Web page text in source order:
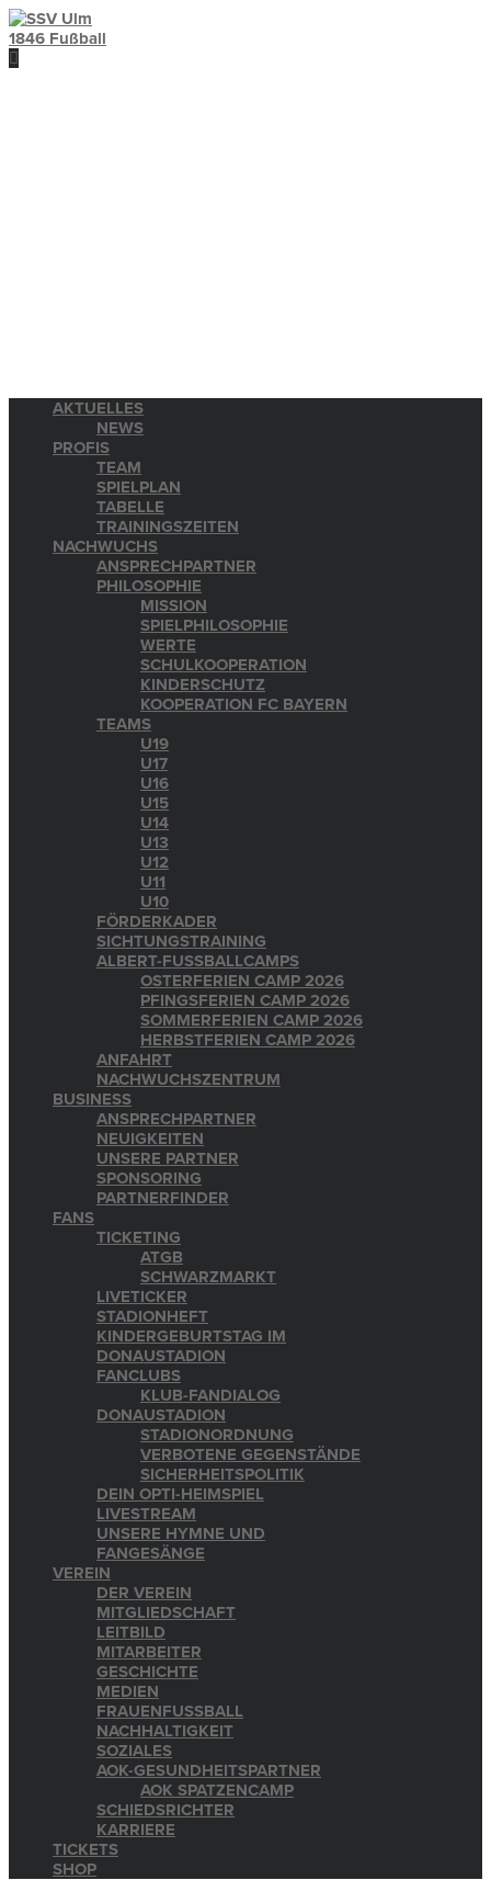
AKTUELLES
NEWS
PROFIS
TEAM
SPIELPLAN
TABELLE
TRAININGSZEITEN
NACHWUCHS
ANSPRECHPARTNER
PHILOSOPHIE
MISSION
SPIELPHILOSOPHIE
WERTE
SCHULKOOPERATION
KINDERSCHUTZ
KOOPERATION FC BAYERN
TEAMS
U19
U17
U16
U15
U14
U13
U12
U11
U10
FÖRDERKADER
SICHTUNGSTRAINING
ALBERT-FUSSBALLCAMPS
OSTERFERIEN CAMP 2026
PFINGSFERIEN CAMP 2026
SOMMERFERIEN CAMP 2026
HERBSTFERIEN CAMP 2026
ANFAHRT
NACHWUCHSZENTRUM
BUSINESS
ANSPRECHPARTNER
NEUIGKEITEN
UNSERE PARTNER
SPONSORING
PARTNERFINDER
FANS
TICKETING
ATGB
SCHWARZMARKT
LIVETICKER
STADIONHEFT
KINDERGEBURTSTAG IM
DONAUSTADION
FANCLUBS
KLUB-FANDIALOG
DONAUSTADION
STADIONORDNUNG
VERBOTENE GEGENSTÄNDE
SICHERHEITSPOLITIK
DEIN OPTI-HEIMSPIEL
LIVESTREAM
UNSERE HYMNE UND
FANGESÄNGE
VEREIN
DER VEREIN
MITGLIEDSCHAFT
LEITBILD
MITARBEITER
GESCHICHTE
MEDIEN
FRAUENFUSSBALL
NACHHALTIGKEIT
SOZIALES
AOK-GESUNDHEITSPARTNER
AOK SPATZENCAMP
SCHIEDSRICHTER
KARRIERE
TICKETS
SHOP